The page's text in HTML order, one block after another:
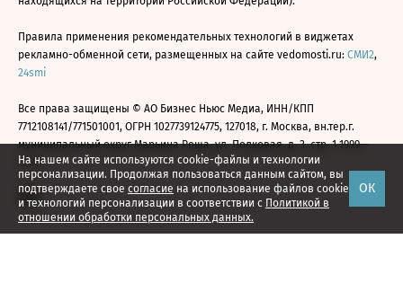
На нашем сайте используются cookie-файлы и технологии
персонализации. Продолжая пользоваться данным сайтом, вы
подтверждаете свое согласие на использование файлов cookie
и технологий персонализации в соответствии с Политикой в
отношении обработки персональных данных.
ОК
Правила применения рекомендательных технологий в виджетах
рекламно-обменной сети, размещенных на сайте vedomosti.ru: СМИ2,
24smi
Все права защищены © АО Бизнес Ньюс Медиа, ИНН/КПП
7712108141/771501001, ОГРН 1027739124775, 127018, г. Москва, вн.тер.г.
муниципальный округ Марьина Роща, ул. Полковая, д. 3, стр. 1 1999—
2026